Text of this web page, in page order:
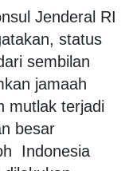
Jenderal RI
status
sembilan
jamaah
mutlak terjadi
besar
Indonesia